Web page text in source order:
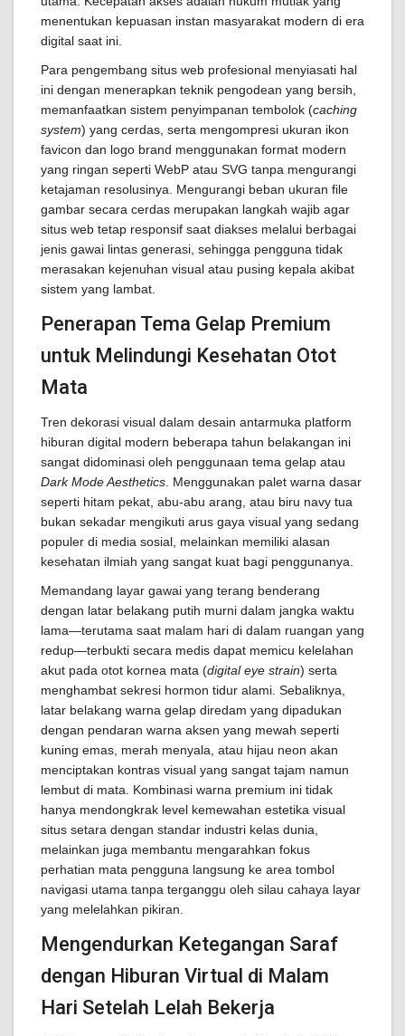
menentukan kepuasan instan masyarakat modern di era
digital saat ini.
Para pengembang situs web profesional menyiasati hal
ini dengan menerapkan teknik pengodean yang bersih,
memanfaatkan sistem penyimpanan tembolok (caching
system) yang cerdas, serta mengompresi ukuran ikon
favicon dan logo brand menggunakan format modern
yang ringan seperti WebP atau SVG tanpa mengurangi
ketajaman resolusinya. Mengurangi beban ukuran file
gambar secara cerdas merupakan langkah wajib agar
situs web tetap responsif saat diakses melalui berbagai
jenis gawai lintas generasi, sehingga pengguna tidak
merasakan kejenuhan visual atau pusing kepala akibat
sistem yang lambat.
Penerapan Tema Gelap Premium
untuk Melindungi Kesehatan Otot
Mata
Tren dekorasi visual dalam desain antarmuka platform
hiburan digital modern beberapa tahun belakangan ini
sangat didominasi oleh penggunaan tema gelap atau
Dark Mode Aesthetics . Menggunakan palet warna dasar
seperti hitam pekat, abu-abu arang, atau biru navy tua
bukan sekadar mengikuti arus gaya visual yang sedang
populer di media sosial, melainkan memiliki alasan
kesehatan ilmiah yang sangat kuat bagi penggunanya.
Memandang layar gawai yang terang benderang
dengan latar belakang putih murni dalam jangka waktu
lama—terutama saat malam hari di dalam ruangan yang
redup—terbukti secara medis dapat memicu kelelahan
akut pada otot kornea mata (digital eye strain) serta
menghambat sekresi hormon tidur alami. Sebaliknya,
latar belakang warna gelap diredam yang dipadukan
dengan pendaran warna aksen yang mewah seperti
kuning emas, merah menyala, atau hijau neon akan
menciptakan kontras visual yang sangat tajam namun
lembut di mata. Kombinasi warna premium ini tidak
hanya mendongkrak level kemewahan estetika visual
situs setara dengan standar industri kelas dunia,
melainkan juga membantu mengarahkan fokus
perhatian mata pengguna langsung ke area tombol
navigasi utama tanpa terganggu oleh silau cahaya layar
yang melelahkan pikiran.
Mengendurkan Ketegangan Saraf
dengan Hiburan Virtual di Malam
Hari Setelah Lelah Bekerja